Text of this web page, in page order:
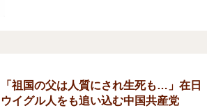
「祖国の父は人質にされ生死も…」在日
ウイグル人をも追い込む中国共産党